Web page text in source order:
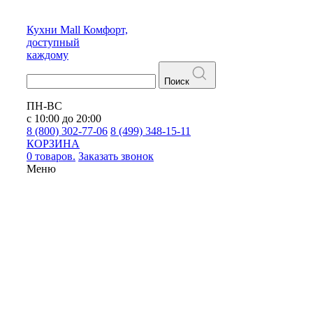
Кухни Mall Комфорт,
доступный
каждому
Поиск
ПН-ВС
с 10:00 до 20:00
8 (800) 302-77-06 8 (499) 348-15-11
КОРЗИНА
0 товаров. Заказать звонок
Меню